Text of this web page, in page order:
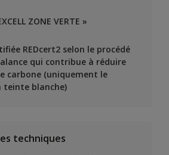
ZONE VERTE »
REDcert2 selon le procédé
qui contribue à réduire
carbone (uniquement le
teinte blanche)
techniques